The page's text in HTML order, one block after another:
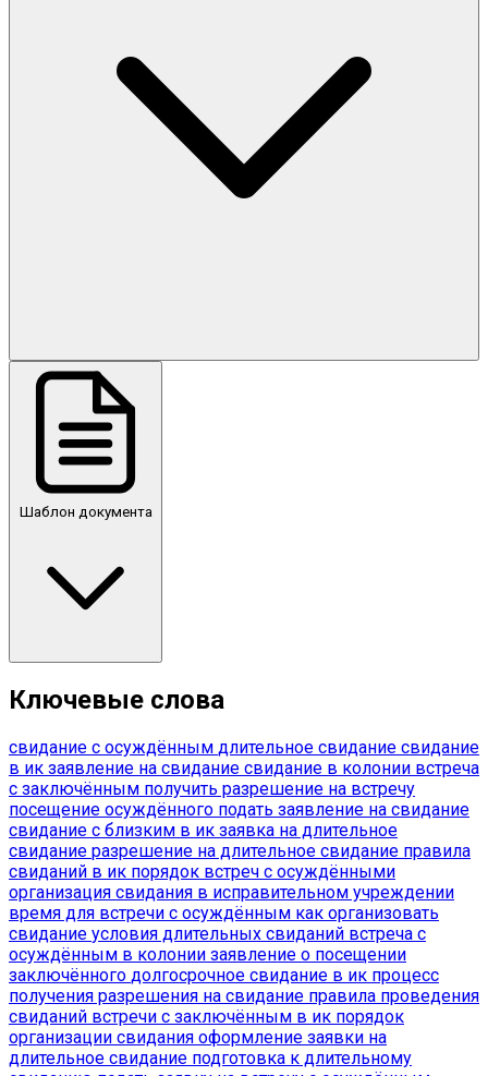
Шаблон документа
Ключевые слова
свидание с осуждённым длительное свидание свидание
в ик заявление на свидание свидание в колонии встреча
с заключённым получить разрешение на встречу
посещение осуждённого подать заявление на свидание
свидание с близким в ик заявка на длительное
свидание разрешение на длительное свидание правила
свиданий в ик порядок встреч с осуждёнными
организация свидания в исправительном учреждении
время для встречи с осуждённым как организовать
свидание условия длительных свиданий встреча с
осуждённым в колонии заявление о посещении
заключённого долгосрочное свидание в ик процесс
получения разрешения на свидание правила проведения
свиданий встречи с заключённым в ик порядок
организации свидания оформление заявки на
длительное свидание подготовка к длительному